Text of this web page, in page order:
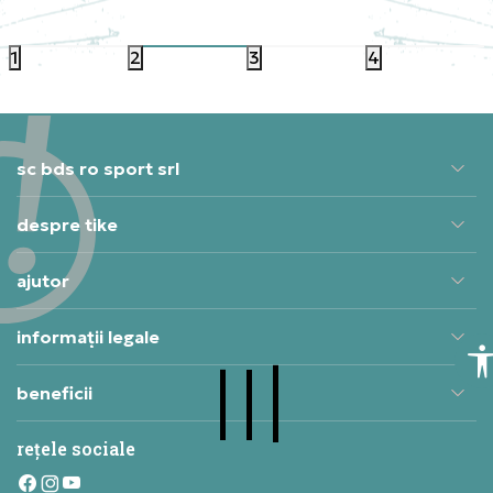
1.049,99
1 2 3 4
sc bds ro sport srl
despre tike
ajutor
informații legale
beneficii
rețele sociale